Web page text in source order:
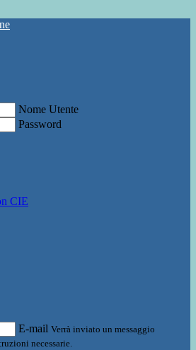
Nome Utente
Password
CIE
E-mail Verrà inviato un messaggio
necessarie.